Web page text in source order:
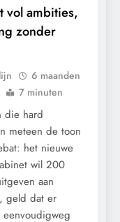
vol ambities,
zonder
6 maanden
7 minuten
die hard
meteen de toon
het nieuwe
wil 200
aan
geld dat er